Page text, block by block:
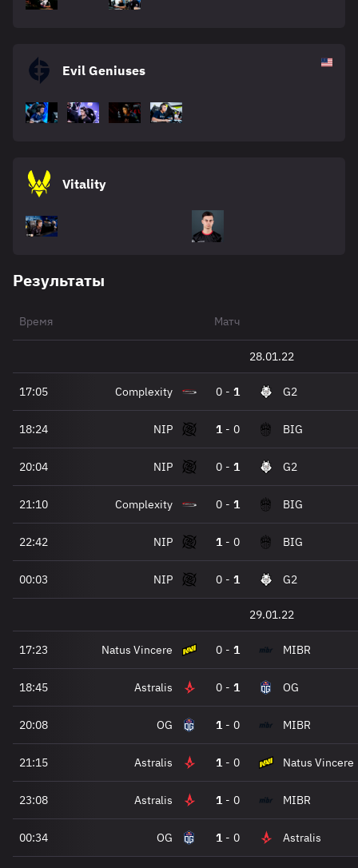
Evil Geniuses
Vitality
Результаты
Время Матч
28.01.22
17:05 Complexity 0 - 1 G2
18:24 NIP 1 - 0 BIG
20:04 NIP 0 - 1 G2
21:10 Complexity 0 - 1 BIG
22:42 NIP 1 - 0 BIG
00:03 NIP 0 - 1 G2
29.01.22
17:23 Natus Vincere 0 - 1 MIBR
18:45 Astralis 0 - 1 OG
20:08 OG 1 - 0 MIBR
21:15 Astralis 1 - 0 Natus Vincere
23:08 Astralis 1 - 0 MIBR
00:34 OG 1 - 0 Astralis